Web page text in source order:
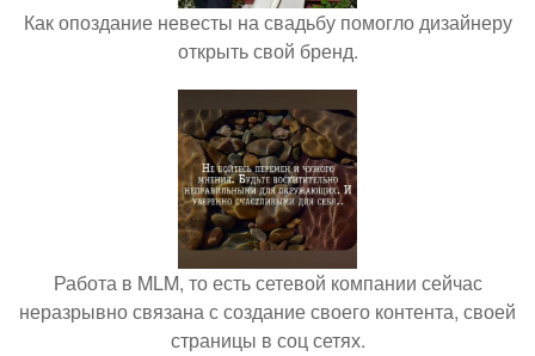
Как опоздание невесты на свадьбу помогло дизайнеру
открыть свой бренд.
Работа в MLM, то есть сетевой компании сейчас
неразрывно связана с создание своего контента, своей
страницы в соц сетях.